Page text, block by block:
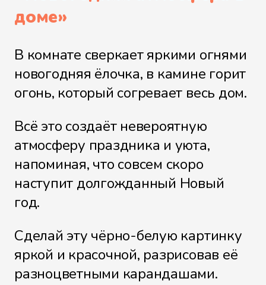
доме»
В комнате сверкает яркими огнями
новогодняя ёлочка, в камине горит
огонь, который согревает весь дом.
Всё это создаёт невероятную
атмосферу праздника и уюта,
напоминая, что совсем скоро
наступит долгожданный Новый
год.
Сделай эту чёрно-белую картинку
яркой и красочной, разрисовав её
разноцветными карандашами.